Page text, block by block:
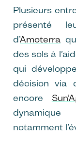
Plusieurs
présenté
d’Amoterra
des sols à
qui
décision via
encore
notamment